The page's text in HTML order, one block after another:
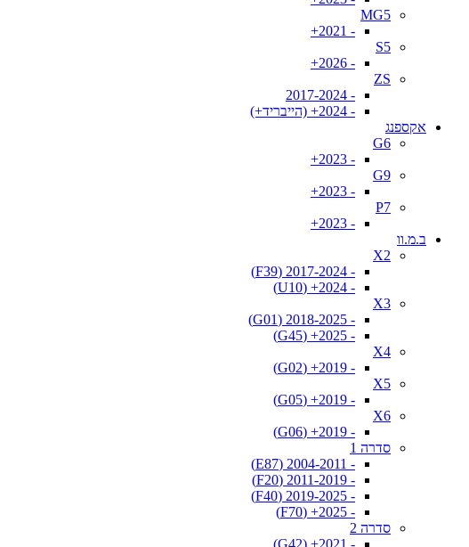
MG5
- 2021+
S5
- 2026+
ZS
- 2017-2024
- 2024+ (הייבריד+)
אקספנג
G6
- 2023+
G9
- 2023+
P7
- 2023+
ב.מ.וו
X2
- 2017-2024 (F39)
- 2024+ (U10)
X3
- 2018-2025 (G01)
- 2025+ (G45)
X4
- 2019+ (G02)
X5
- 2019+ (G05)
X6
- 2019+ (G06)
סדרה 1
- 2004-2011 (E87)
- 2011-2019 (F20)
- 2019-2025 (F40)
- 2025+ (F70)
סדרה 2
- 2021+ (G42)